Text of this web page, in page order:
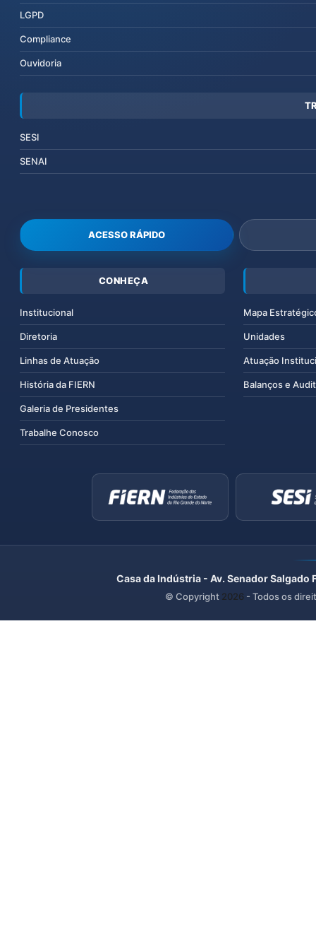
LGPD
Compliance
Ouvidoria
SESI
SENAI
ACESSO RÁPIDO
CONHEÇA
Institucional
Diretoria
Linhas de Atuação
História da FIERN
Galeria de Presidentes
Trabalhe Conosco
Mapa
Unidades
Atuação
Balanços e
Casa da Indústria - Av. Senador
© Copyright 2026 - Todos os